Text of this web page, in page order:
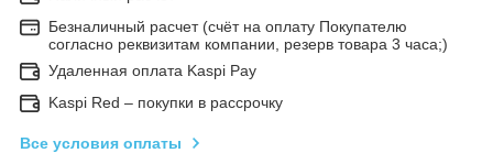
Безналичный расчет (счёт на оплату Покупателю
согласно реквизитам компании, резерв товара 3 часа;)
Удаленная оплата Kaspi Pay
Kaspi Red – покупки в рассрочку
Все условия оплаты